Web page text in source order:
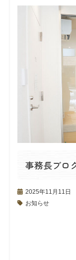
事務長ブロ
2025年11月11日
お知らせ